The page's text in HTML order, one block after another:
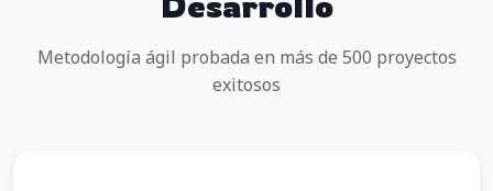
Metodología ágil probada en más de 500 proyectos
exitosos